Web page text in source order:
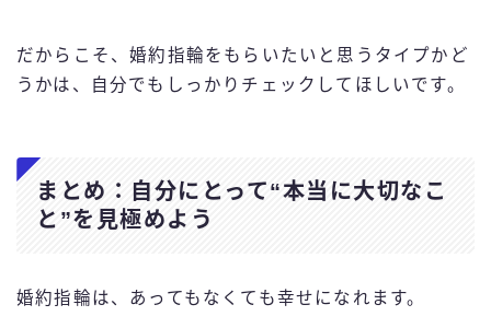
だからこそ、婚約指輪をもらいたいと思うタイプかど
うかは、自分でもしっかりチェックしてほしいです。
まとめ：自分にとって“本当に大切なこ
と”を見極めよう
婚約指輪は、あってもなくても幸せになれます。